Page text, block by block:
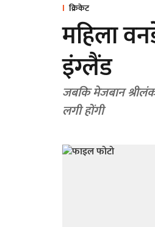
क्रिकेट
महिला
इंग्लैंड
जबकि मेजबान
लगी होंगी